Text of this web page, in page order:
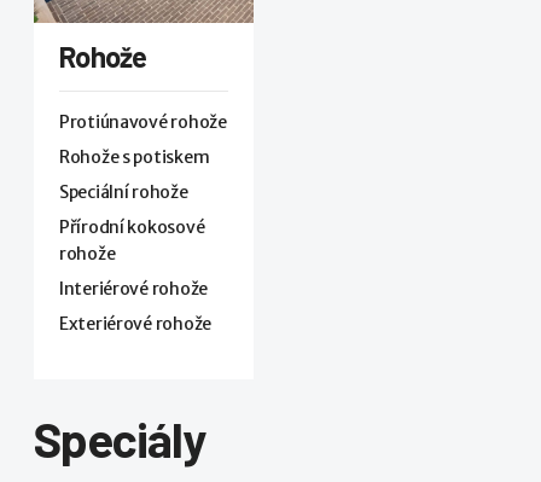
Rohože
Protiúnavové rohože
Rohože s potiskem
Speciální rohože
Přírodní kokosové
rohože
Interiérové rohože
Exteriérové rohože
Speciály